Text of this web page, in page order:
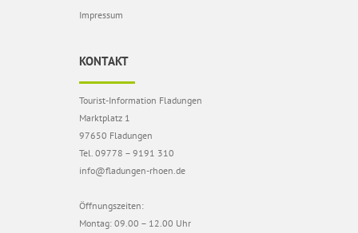
Impressum
KONTAKT
Tourist-Information Fladungen
Marktplatz 1
97650 Fladungen
Tel. 09778 – 9191 310
info@fladungen-rhoen.de
Öffnungszeiten:
Montag: 09.00 – 12.00 Uhr